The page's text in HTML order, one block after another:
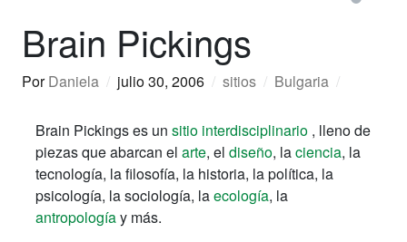
Brain Pickings
PorDaniela / julio 30, 2006 / sitios / Bulgaria /
Brain Pickings es un sitio interdisciplinario , lleno de
piezas que abarcan el arte, el diseño, laciencia, la
tecnología, la filosofía, la historia, la política, la
psicología, la sociología, laecología, la
antropologíay más.